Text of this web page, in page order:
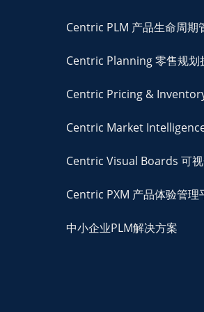
Centric PLM 产品生命周期
Centric Planning 零售规划
Centric Pricing &
Centric Market
Centric Visual Boards 可
Centric PXM 产品体验管理
中小企业PLM解决方案